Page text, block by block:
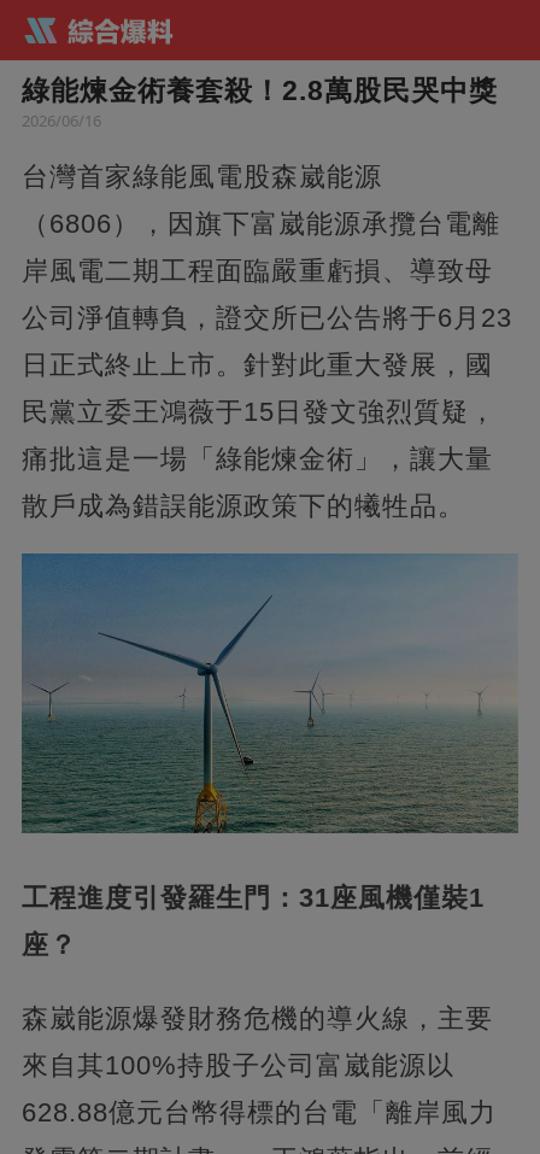
綠能煉金術養套殺！2.8萬股民哭中獎
2026/06/16
台灣首家綠能風電股森崴能源
（6806），因旗下富崴能源承攬台電離
岸風電二期工程面臨嚴重虧損、導致母
公司淨值轉負，證交所已公告將于6月23
日正式終止上市。針對此重大發展，國
民黨立委王鴻薇于15日發文強烈質疑，
痛批這是一場「綠能煉金術」，讓大量
散戶成為錯誤能源政策下的犧牲品。
工程進度引發羅生門：31座風機僅裝1
座？
森崴能源爆發財務危機的導火線，主要
來自其100%持股子公司富崴能源以
628.88億元台幣得標的台電「離岸風力